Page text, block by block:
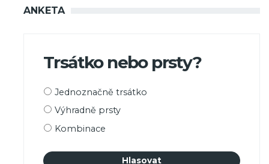
ANKETA
Trsátko nebo prsty?
Možnosti
Jednoznačně trsátko
Výhradně prsty
Kombinace